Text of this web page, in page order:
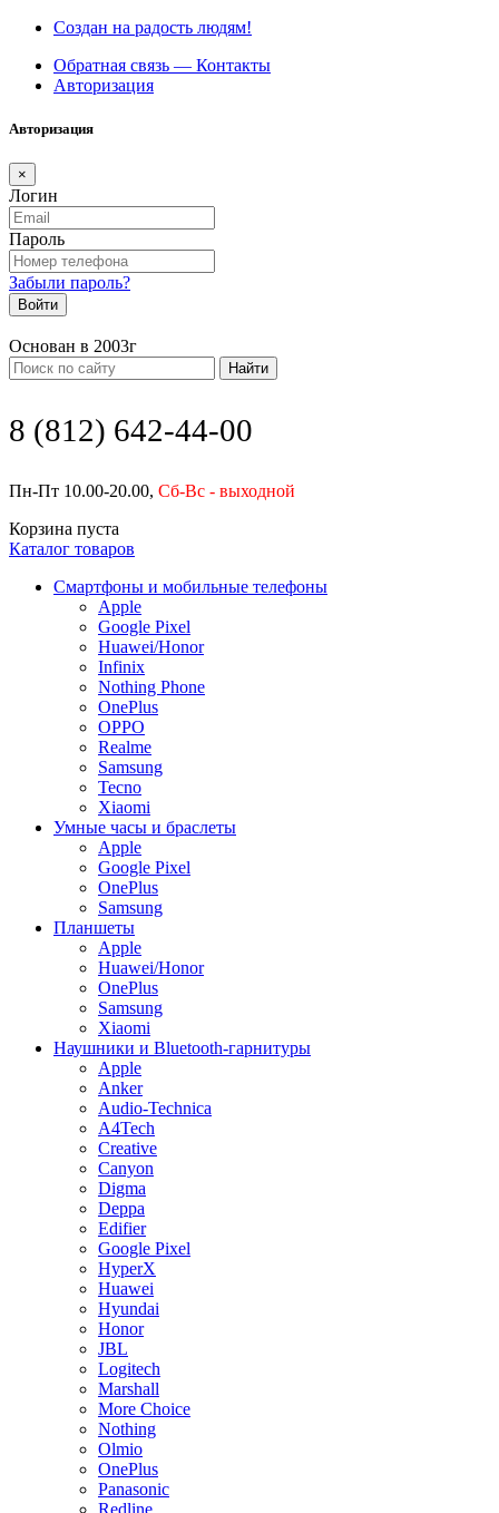
Создан на радость людям!
Обратная связь — Контакты
Авторизация
Авторизация
×
Логин
Пароль
Забыли пароль?
Войти
Основан в 2003г
Найти
8 (812) 642-44-00
Пн-Пт 10.00-20.00, Сб-Вс - выходной
Корзина пуста
Каталог товаров
Смартфоны и мобильные телефоны
Apple
Google Pixel
Huawei/Honor
Infinix
Nothing Phone
OnePlus
OPPO
Realme
Samsung
Tecno
Xiaomi
Умные часы и браслеты
Apple
Google Pixel
OnePlus
Samsung
Планшеты
Apple
Huawei/Honor
OnePlus
Samsung
Xiaomi
Наушники и Bluetooth-гарнитуры
Apple
Anker
Audio-Technica
A4Tech
Creative
Canyon
Digma
Deppa
Edifier
Google Pixel
HyperX
Huawei
Hyundai
Honor
JBL
Logitech
Marshall
More Choice
Nothing
Olmio
OnePlus
Panasonic